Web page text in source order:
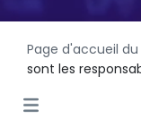
Page d'accueil
sont les